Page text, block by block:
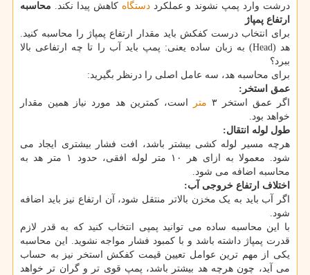
درشت وارد پمپ نشوند و عملکرددستگاه کاهش پیدا نکند. محاسبه
ارتفاع پمپاژ
برای انتخاب درست کفکش باید مقدار ارتفاع پمپاژ را محاسبه کنید.
هد (Head) به زبان ساده یعنی: پمپ باید آب را تا چه ارتفاعی بالا
ببرد؟
برای محاسبه هد، سه عامل اصلی را درنظر بگیرید:
عمق استخر:
اگر عمق استخر ۳
متر
است، کمترین هد مورد نیاز همین مقدار
خواهد بود.
طول لوله انتقال:
هرچه مسیر لوله کشی بیشتر باشد، افت فشار بیشتری ایجاد می
شود. معمولا به ازای هر ۱۰ متر لوله افقی، حدود ۱ متر هد به
محاسبه اضافه می شود.
اختلاف ارتفاع خروجی آب:
اگر آب باید به یک مخزن بالاتر منتقل شود، آن ارتفاع نیز باید اضافه
شود.
با این محاسبه ساده می توانید پمپی انتخاب کنید که به قدر لازم
قدرت پمپاژ داشته باشد و با کمبود فشار مواجه نشوید. این محاسبه
یکی از مهم ترین عوامل تعیین قیمت کفکش استخر نیز به حساب
می آید، چون هرچه هد بیشتر باشد، پمپ قوی تر و گران تر خواهد